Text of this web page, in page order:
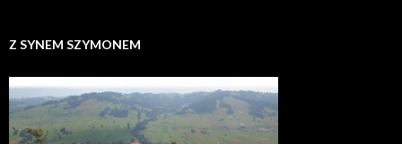
Z SYNEM SZYMONEM